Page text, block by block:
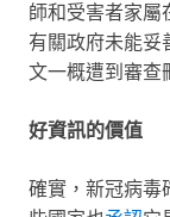
師和受害者家屬
有關政府未能妥
文一概遭到審查
好資訊的價值
確實，新冠病毒